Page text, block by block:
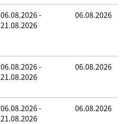
06.08.2026 -
21.08.2026
06.08.2026
06.08.2026 -
21.08.2026
06.08.2026
06.08.2026 -
21.08.2026
06.08.2026